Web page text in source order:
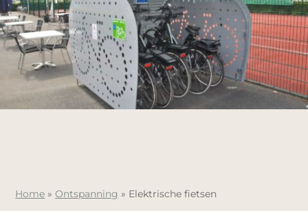
Home »Ontspanning » Elektrische fietsen